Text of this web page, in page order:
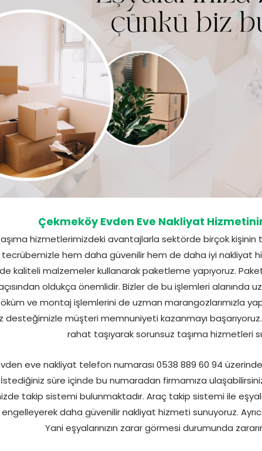
Çekmeköy Evden Eve Nakliyat
hizmetlerimizdeki avantajlarla sektörde birçok kişinin
tecrübemizle hem daha güvenilir hem de daha iyi nakliyat
kaliteli malzemeler kullanarak paketleme yapıyoruz.
oldukça önemlidir. Bizler de bu işlemleri alanında
söküm ve montaj işlemlerini de uzman marangozlarımızla
müşteri memnuniyeti kazanmayı başarıyoruz.
rahat taşıyarak sorunsuz taşıma hizmetleri
eve nakliyat telefon numarası 0538 889 60 94
süre içinde bu numaradan firmamıza
takip sistemi bulunmaktadır. Araç takip sistemi ile
engelleyerek daha güvenilir nakliyat hizmeti sunuyoruz.
Yani eşyalarınızın zarar görmesi durumunda